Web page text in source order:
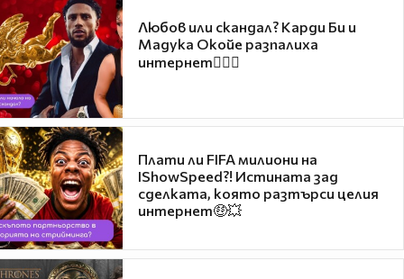
Любов или скандал? Карди Би и
Мадука Окойе разпалиха
интернет❤️‍🔥🔥
Плати ли FIFA милиони на
IShowSpeed?! Истината зад
сделката, която разтърси целия
интернет🤑💥